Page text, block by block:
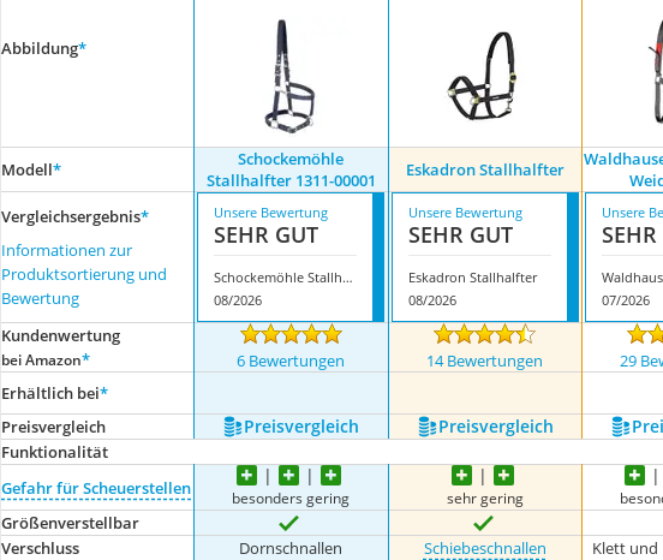
Abbildung*
Modell*
Schockemöhle
Stallhalfter 1311-00001
Eskadron Stallhalfter
Vergleichsergebnis*
Informationen zur
Produktsortierung und
Bewertung
Unsere Bewertung
SEHR GUT
Schockemöhle Stallhalfter 1311-00001
08/2026
Unsere Bewertung
SEHR GUT
Eskadron Stallhalfter
08/2026
Unsere
07/2026
Kundenwertung
bei Amazon* 6 Bewertungen 14 Bewertungen 29
Erhältlich bei*
Preis­vergleich
Preis­vergleich Preis­vergleich
Funktionalität
Gefahr für Scheuerstellen
besonders gering sehr gering
Größenverstellbar
Verschluss
Dornschnallen Schiebeschnallen Klett und